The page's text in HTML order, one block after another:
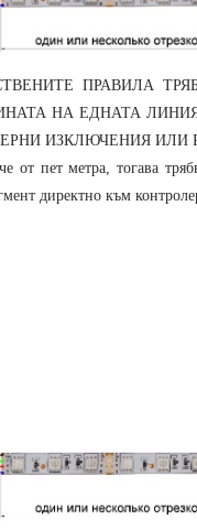
ПРАВИЛА
НА ЕДНАТА
ИЗКЛЮЧЕНИЯ ИЛИ
от пет метра, тогава
директно към